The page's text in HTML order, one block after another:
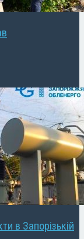
в Запорізькій